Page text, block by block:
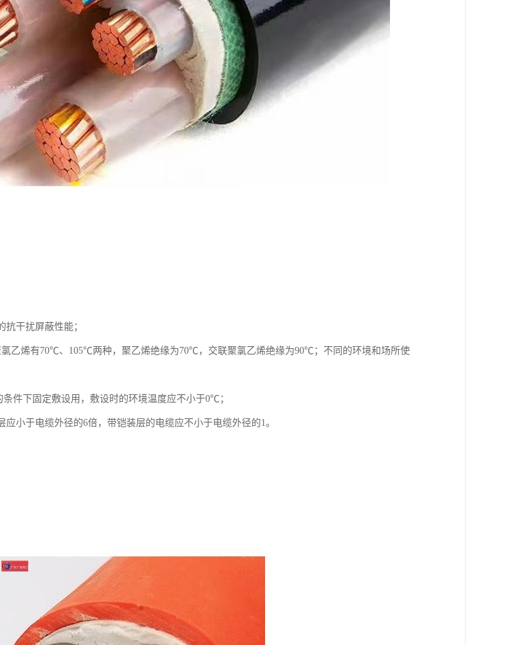
干扰屏蔽性能；
氯乙烯有70℃、105℃两种，聚乙烯绝缘为70℃，交联聚氯乙烯绝缘为90℃；不同的环境和场所使
件下固定敷设用，敷设时的环境温度应不小于0℃；
小于电缆外径的6倍，带铠装层的电缆应不小于电缆外径的1。